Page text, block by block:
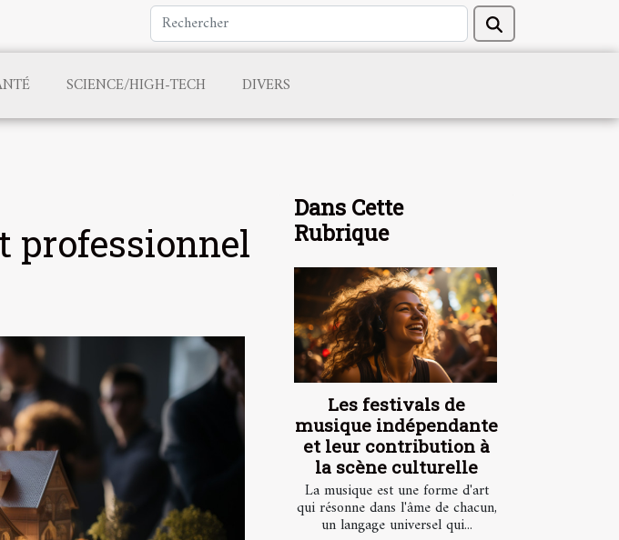
SCIENCE/HIGH-TECH DIVERS
professionnel
Dans Cette
Rubrique
Les festivals de
musique indépendante
et leur contribution à
la scène culturelle
La musique est une forme d'art
qui résonne dans l'âme de chacun,
un langage universel qui...